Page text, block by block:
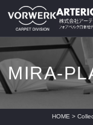
MIRA-
HOME >